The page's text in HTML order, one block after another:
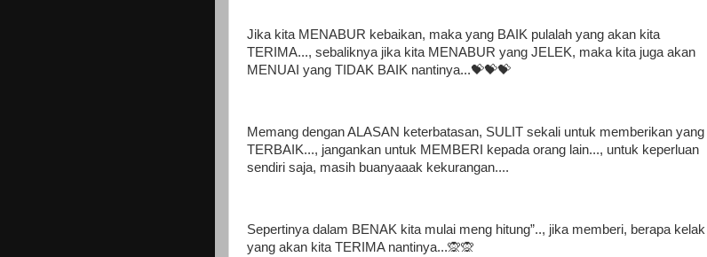
Jika kita MENABUR kebaikan, maka yang BAIK pulalah yang akan kita
TERIMA..., sebaliknya jika kita MENABUR yang JELEK, maka kita juga akan
MENUAI yang TIDAK BAIK nantinya...💝💝💝
Memang dengan ALASAN keterbatasan, SULIT sekali untuk memberikan yang
TERBAIK..., jangankan untuk MEMBERI kepada orang lain..., untuk keperluan
sendiri saja, masih buanyaaak kekurangan....
Sepertinya dalam BENAK kita mulai meng hitung”.., jika memberi, berapa kelak
yang akan kita TERIMA nantinya...🙊🙊